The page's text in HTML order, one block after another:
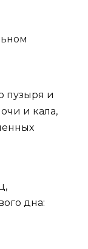
пузыря и
и кала,
дна: